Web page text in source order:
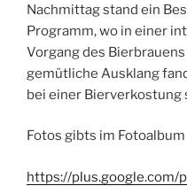
Nachmittag stand ein
Programm, wo in einer
Vorgang des
gemütliche Ausklang
bei einer Bierverkostung
Fotos gibts im Fotoalbum
https://